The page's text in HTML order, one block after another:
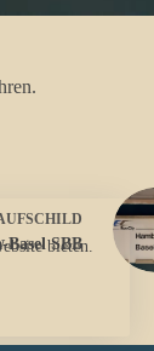
bieten.
SBB